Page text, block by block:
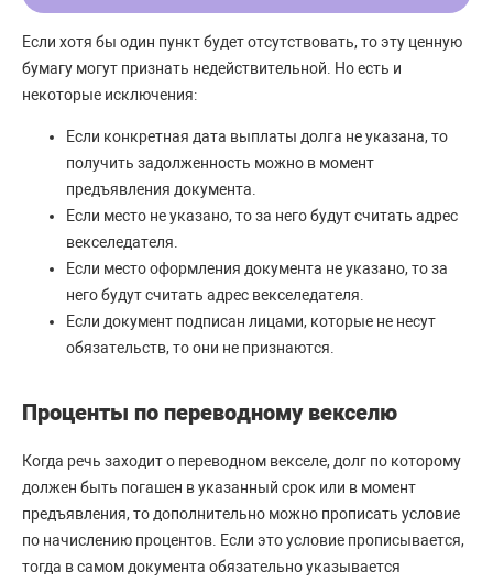
Если хотя бы один пункт будет отсутствовать, то эту ценную
бумагу могут признать недействительной. Но есть и
некоторые исключения:
Если конкретная дата выплаты долга не указана, то
получить задолженность можно в момент
предъявления документа.
Если место не указано, то за него будут считать адрес
векселедателя.
Если место оформления документа не указано, то за
него будут считать адрес векселедателя.
Если документ подписан лицами, которые не несут
обязательств, то они не признаются.
Проценты по переводному векселю
Когда речь заходит о переводном векселе, долг по которому
должен быть погашен в указанный срок или в момент
предъявления, то дополнительно можно прописать условие
по начислению процентов. Если это условие прописывается,
тогда в самом документа обязательно указывается